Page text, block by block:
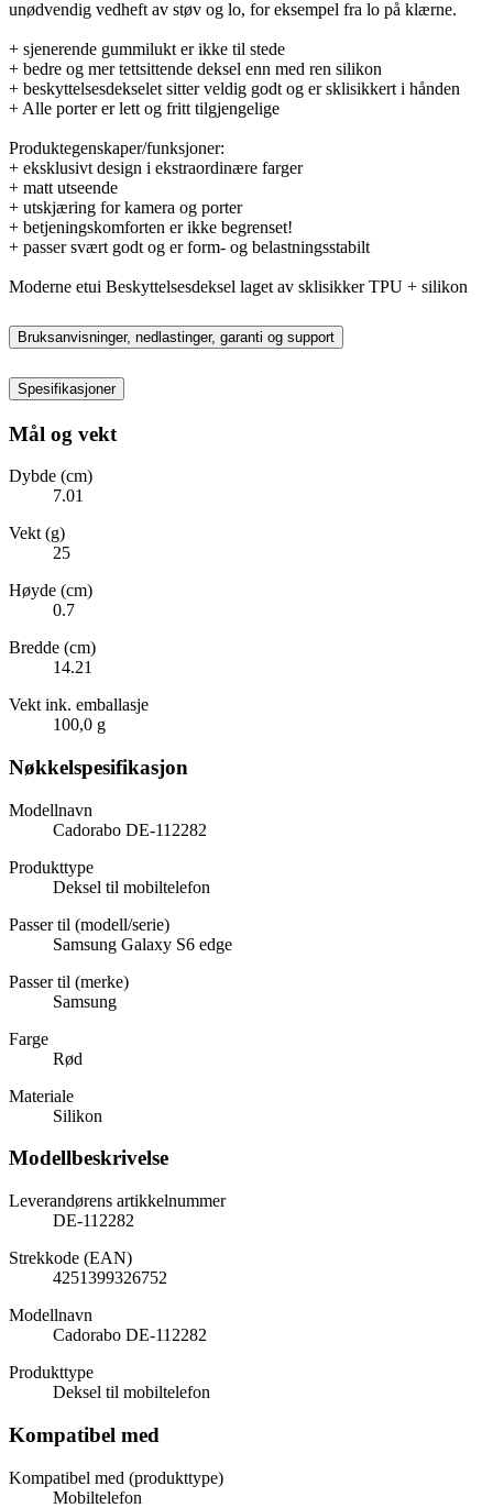
unødvendig vedheft av støv og lo, for eksempel fra lo på klærne.
+ sjenerende gummilukt er ikke til stede
+ bedre og mer tettsittende deksel enn med ren silikon
+ beskyttelsesdekselet sitter veldig godt og er sklisikkert i hånden
+ Alle porter er lett og fritt tilgjengelige
Produktegenskaper/funksjoner:
+ eksklusivt design i ekstraordinære farger
+ matt utseende
+ utskjæring for kamera og porter
+ betjeningskomforten er ikke begrenset!
+ passer svært godt og er form- og belastningsstabilt
Moderne etui Beskyttelsesdeksel laget av sklisikker TPU + silikon
Bruksanvisninger, nedlastinger, garanti og support
Spesifikasjoner
Mål og vekt
Dybde (cm)
7.01
Vekt (g)
25
Høyde (cm)
0.7
Bredde (cm)
14.21
Vekt ink. emballasje
100,0 g
Nøkkelspesifikasjon
Modellnavn
Cadorabo DE-112282
Produkttype
Deksel til mobiltelefon
Passer til (modell/serie)
Samsung Galaxy S6 edge
Passer til (merke)
Samsung
Farge
Rød
Materiale
Silikon
Modellbeskrivelse
Leverandørens artikkelnummer
DE-112282
Strekkode (EAN)
4251399326752
Modellnavn
Cadorabo DE-112282
Produkttype
Deksel til mobiltelefon
Kompatibel med
Kompatibel med (produkttype)
Mobiltelefon